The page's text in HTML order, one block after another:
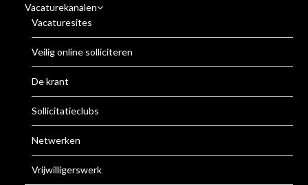
Vacaturekanalen
Vacaturesites
Veilig online solliciteren
De krant
Sollicitatieclubs
Netwerken
Vrijwilligerswerk